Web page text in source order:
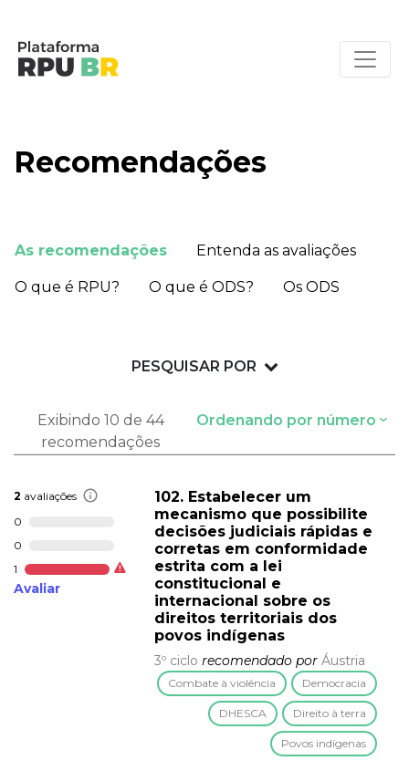
Recomendações
As recomendações Entenda as avaliações
O que é RPU? O que é ODS? Os ODS
PESQUISAR POR
Exibindo 10 de 44
recomendações
Ordenando por número
2 avaliações
0
0
1
Avaliar
102. Estabelecer um
mecanismo que possibilite
decisões judiciais rápidas e
corretas em conformidade
estrita com a lei
constitucional e
internacional sobre os
direitos territoriais dos
povos indígenas
3º ciclo recomendado por Áustria
Combate à violência Democracia
DHESCA Direito à terra
Povos indígenas